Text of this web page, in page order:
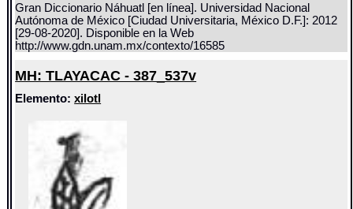
Gran Diccionario Náhuatl [en línea]. Universidad Nacional
Autónoma de México [Ciudad Universitaria, México D.F.]: 2012
[29-08-2020]. Disponible en la Web
http://www.gdn.unam.mx/contexto/16585
MH: TLAYACAC - 387_537v
Elemento:xilotl